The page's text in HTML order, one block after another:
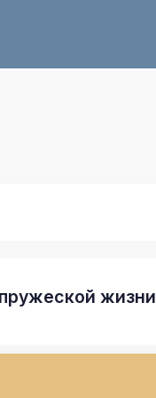
жизни